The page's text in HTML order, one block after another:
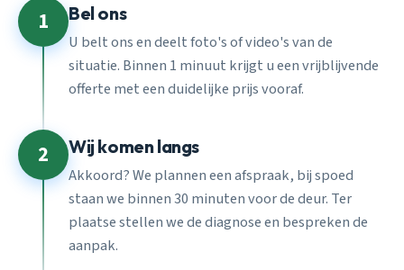
1 Bel ons
U belt ons en deelt foto's of video's van de
situatie. Binnen 1 minuut krijgt u een vrijblijvende
offerte met een duidelijke prijs vooraf.
2 Wij komen langs
Akkoord? We plannen een afspraak, bij spoed
staan we binnen 30 minuten voor de deur. Ter
plaatse stellen we de diagnose en bespreken de
aanpak.